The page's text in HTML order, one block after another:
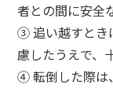
者との間に安全
③ 追い越すとき
慮したうえで、
④ 転倒した際は